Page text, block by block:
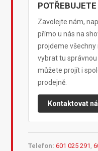
Zavolejte nám,
přímo u nás na
projdeme
vybrat tu
můžete projít i
prodejně.
Kontaktovat
Telefon: 601 025 291 ,